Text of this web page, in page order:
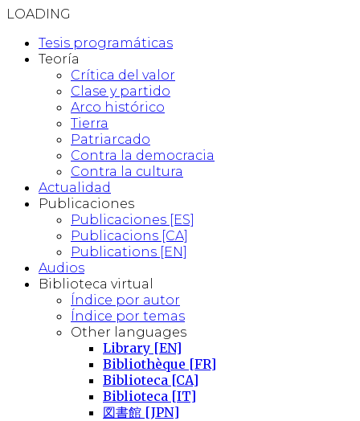
LOADING
Tesis programáticas
Teoría
Crítica del valor
Clase y partido
Arco histórico
Tierra
Patriarcado
Contra la democracia
Contra la cultura
Actualidad
Publicaciones
Publicaciones [ES]
Publicacions [CA]
Publications [EN]
Audios
Biblioteca virtual
Índice por autor
Índice por temas
Other languages
Library [EN]
Bibliothèque [FR]
Biblioteca [CA]
Biblioteca [IT]
図書館 [JPN]